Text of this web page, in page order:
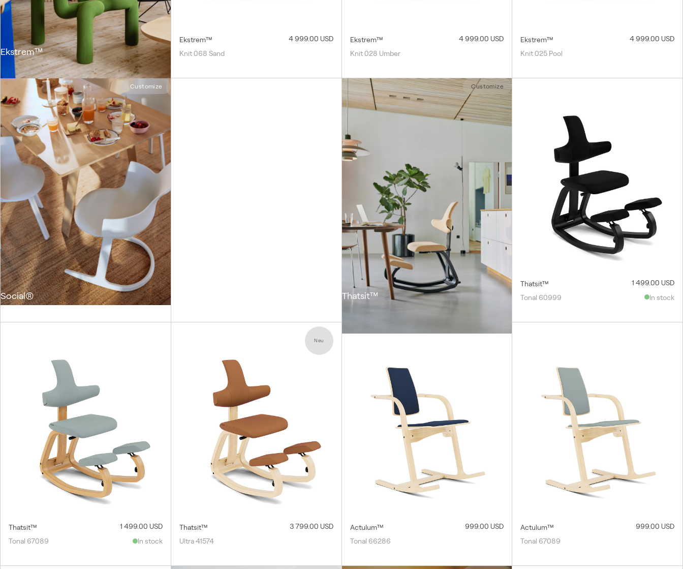
Ekstrem™
Ekstrem™
4 999.00 USD
Knit 068 Sand
Ekstrem™
4 999.00 USD
Knit 028 Umber
Ekstrem™
4 999.00 USD
Knit 025 Pool
Social®
Customize
Thatsit™
Customize
Thatsit™
1 499.00 USD
Tonal 60999
In stock
Thatsit™
1 499.00 USD
Tonal 67089
In stock
Neu
Thatsit™
3 799.00 USD
Ultra 41574
Actulum™
999.00 USD
Tonal 66286
Actulum™
999.00 USD
Tonal 67089